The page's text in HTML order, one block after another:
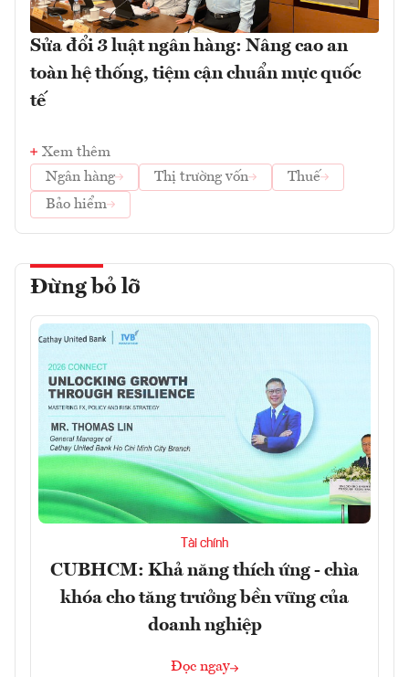
Sửa đổi 3 luật ngân hàng: Nâng cao an
toàn hệ thống, tiệm cận chuẩn mực quốc
tế
Xem thêm
Ngân hàng
Thị trường vốn
Thuế
Bảo hiểm
Đừng bỏ lỡ
Tài chính
CUBHCM: Khả năng thích ứng - chìa
khóa cho tăng trưởng bền vững của
doanh nghiệp
Đọc ngay